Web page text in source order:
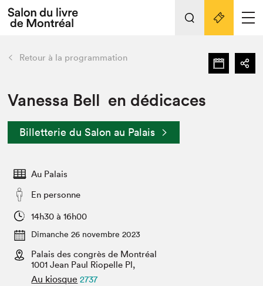
Espace exposant⋅e⋅s
Espace enseignant·e·s
Espace médias
L'événement
Préparer sa visite au Salon
Actualités
SLM PRO
retour Nos activités
Préparer sa visite
Salon dans la ville et en ligne
Projets partenaires
Liens pratiques
Retour à la programmation
Vanessa Bell en dédicaces
Billetterie du Salon au Palais
Au Palais
En personne
14h30 à 16h00
Dimanche 26 novembre 2023
Palais des congrès de Montréal
1001 Jean Paul Riopelle Pl,
Au kiosque 2737